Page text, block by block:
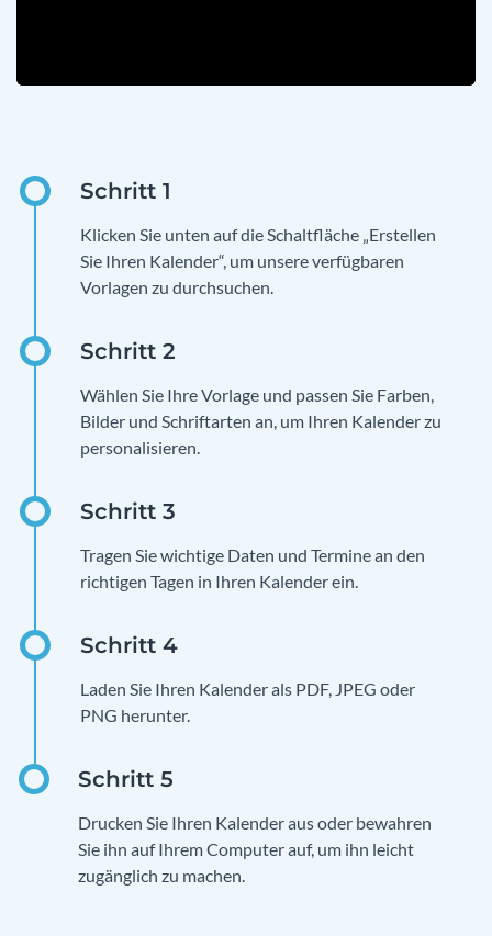
Klicken Sie unten auf die Schaltfläche „Erstellen
Sie Ihren Kalender“, um unsere verfügbaren
Vorlagen zu durchsuchen.
Wählen Sie Ihre Vorlage und passen Sie Farben,
Bilder und Schriftarten an, um Ihren Kalender zu
personalisieren.
Tragen Sie wichtige Daten und Termine an den
richtigen Tagen in Ihren Kalender ein.
Laden Sie Ihren Kalender als PDF, JPEG oder
PNG herunter.
Drucken Sie Ihren Kalender aus oder bewahren
Sie ihn auf Ihrem Computer auf, um ihn leicht
zugänglich zu machen.